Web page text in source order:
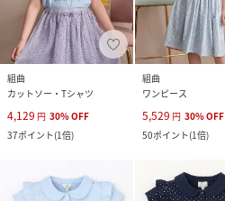
組曲
カットソー・Tシャツ
4,129 円 30%OFF
37ポイント(1倍)
組曲
ワンピース
5,529 円 30%OFF
50ポイント(1倍)